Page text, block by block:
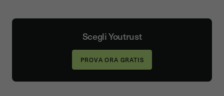
Scegli Youtrust
PROVA ORA GRATIS